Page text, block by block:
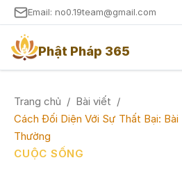
Email: no0.19team@gmail.com
Phật Pháp 365
Trang chủ / Bài viết /
Cách Đối Diện Với Sự Thất Bại: Bài
Thường
CUỘC SỐNG